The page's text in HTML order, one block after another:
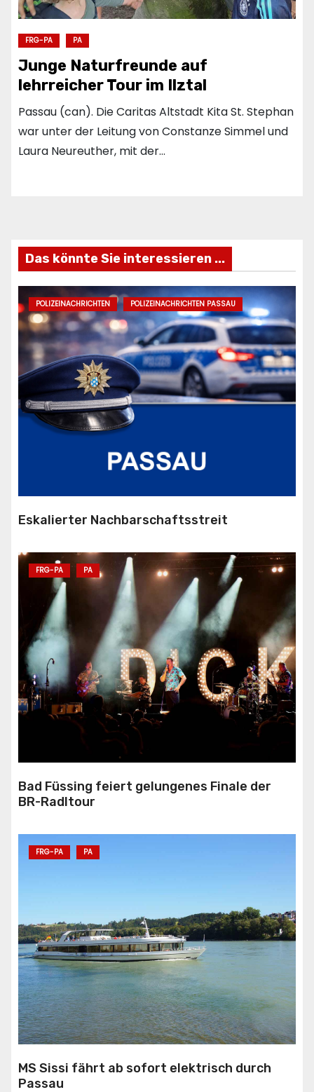
FRG-PA PA
Junge Naturfreunde auf
lehrreicher Tour im Ilztal
Passau (can). Die Caritas Altstadt Kita St. Stephan
war unter der Leitung von Constanze Simmel und
Laura Neureuther, mit der…
Das könnte Sie interessieren ...
POLIZEINACHRICHTEN POLIZEINACHRICHTEN PASSAU
Eskalierter Nachbarschaftsstreit
FRG-PA PA
Bad Füssing feiert gelungenes Finale der
BR-Radltour
FRG-PA PA
MS Sissi fährt ab sofort elektrisch durch
Passau